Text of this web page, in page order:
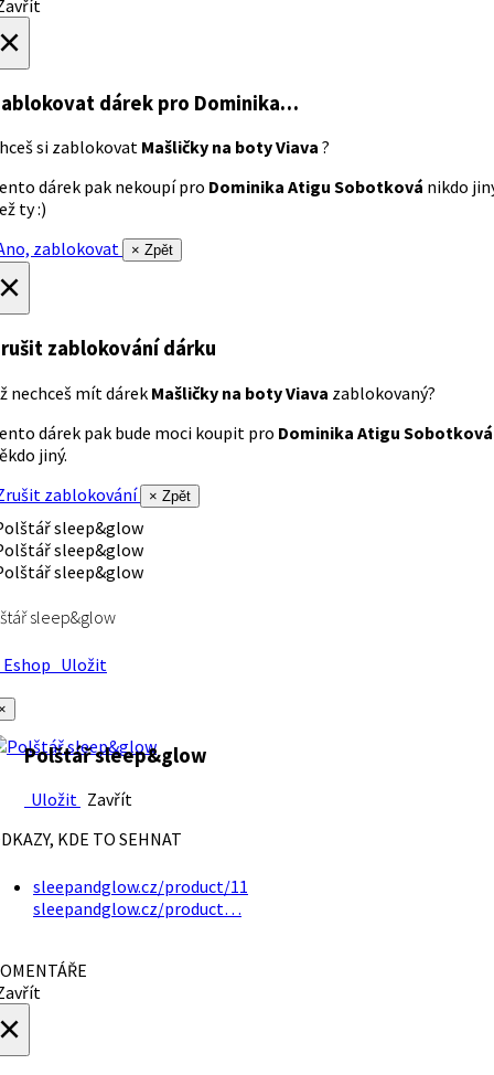
dárek pro Dominika…
si zablokovat Mašličky na boty Viava ?
dárek pak nekoupí pro Dominika Atigu Sobotková nikdo
ty :)
zablokovat
× Zpět
zablokování dárku
nechceš mít dárek Mašličky na boty Viava zablokovaný?
dárek pak bude moci koupit pro Dominika Atigu Sobotková
jiný.
zablokování
× Zpět
sleep&glow
Uložit
Polštář sleep&glow
Uložit Zavřít
KDE TO SEHNAT
sleepandglow.cz/product/11
sleepandglow.cz/product…